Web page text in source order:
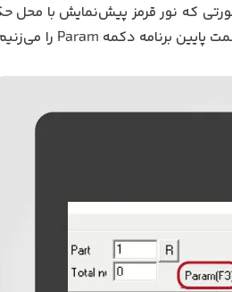
که نور قرمز پیش‌نمایش با محل
پایین برنامه دکمه Param را